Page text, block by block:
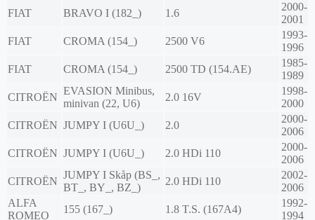
FIAT
BRAVO I (182_) 1.6
2000-
2001
FIAT
CROMA (154_) 2500 V6
1993-
1996
FIAT
CROMA (154_) 2500 TD (154.AE)
1985-
1989
CITROËN
EVASION Minibus,
minivan (22, U6)
2.0 16V
1998-
2000
CITROËN JUMPY I (U6U_) 2.0
2000-
2006
CITROËN JUMPY I (U6U_) 2.0 HDi 110
2000-
2006
CITROËN
JUMPY I Skåp (BS_,
BT_, BY_, BZ_)
2.0 HDi 110
2002-
2006
ALFA
ROMEO
155 (167_) 1.8 T.S. (167A4)
1992-
1994